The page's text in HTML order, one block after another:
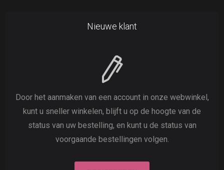
Nieuwe klant
Door het aanmaken van een account in onze webwinkel,
kunt u sneller winkelen, blijft u op de hoogte van de
status van uw bestelling, en kunt u de status van
voorgaande bestellingen volgen.